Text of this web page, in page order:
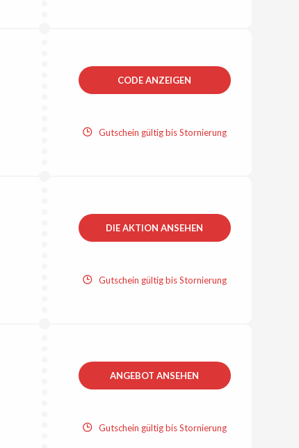
CODE ANZEIGEN
Gutschein gültig bis Stornierung
DIE AKTION ANSEHEN
Gutschein gültig bis Stornierung
ANGEBOT ANSEHEN
Gutschein gültig bis Stornierung